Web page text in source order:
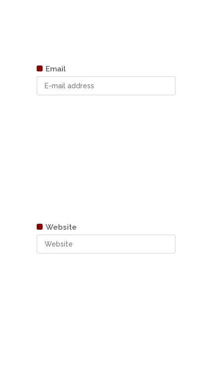
Email
Website